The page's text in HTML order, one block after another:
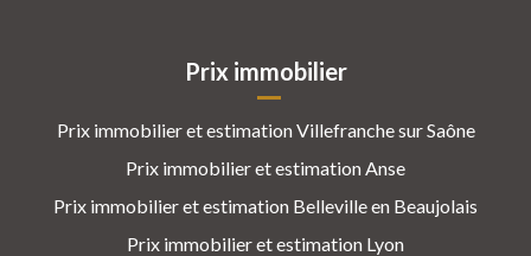
Prix immobilier
Prix immobilier et estimation Villefranche sur Saône
Prix immobilier et estimation Anse
Prix immobilier et estimation Belleville en Beaujolais
Prix immobilier et estimation Lyon